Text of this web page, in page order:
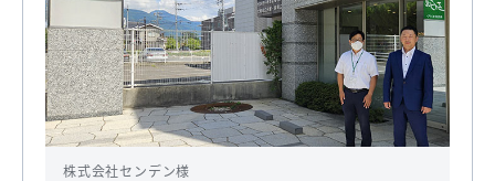
株式会社センデン様